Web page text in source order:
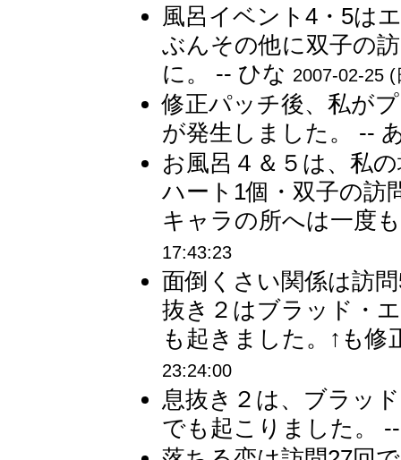
風呂イベント4・5は
ぶんその他に双子の
に。 -- ひな 2007-02-25
修正パッチ後、私が
が発生しました。 --
お風呂４＆５は、私
ハート1個・双子の訪
キャラの所へは一度
17:43:23
面倒くさい関係は訪
抜き２はブラッド・
も起きました。↑も
23:24:00
息抜き２は、ブラッ
でも起こりました。